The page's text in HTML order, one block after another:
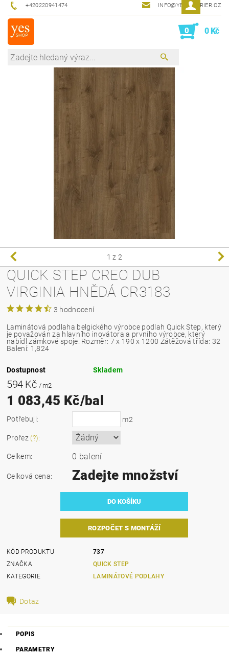
+420220941474 INFO@YESINTERIER.CZ
0 0 Kč
1 z 2
QUICK STEP CREO DUB
VIRGINIA HNĚDÁ CR3183
3 hodnocení
Laminátová podlaha belgického výrobce podlah Quick Step, který
je považován za hlavního inovátora a prvního výrobce, který
nabídl zámkové spoje. Rozměr: 7 x 190 x 1200 Zátěžová třída: 32
Balení: 1,824
Dostupnost Skladem
594 Kč / m2
1 083,45 Kč/bal
Potřebuji: m2
Prořez (?):
Celkem: 0 balení
Celková cena: Zadejte množství
ROZPOČET S MONTÁŽÍ
KÓD PRODUKTU
737
ZNAČKA
QUICK STEP
KATEGORIE
LAMINÁTOVÉ PODLAHY
Dotaz
POPIS
PARAMETRY